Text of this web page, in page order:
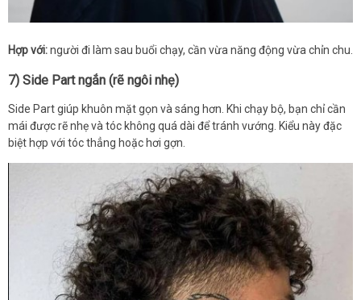
Hợp với:người đi làm sau buổi chạy, cần vừa năng động vừa chỉn chu.
7) Side Part ngắn (rẽ ngôi nhẹ)
Side Part giúp khuôn mặt gọn và sáng hơn. Khi chạy bộ, bạn chỉ cần
mái được rẽ nhẹ và tóc không quá dài để tránh vướng. Kiểu này đặc
biệt hợp với tóc thẳng hoặc hơi gợn.